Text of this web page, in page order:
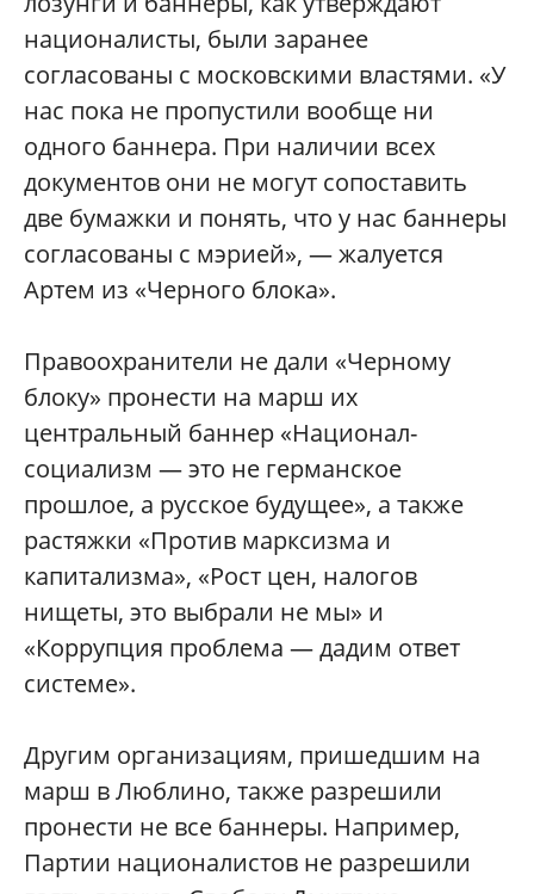
националисты, были заранее
согласованы с московскими властями. «У
нас пока не пропустили вообще ни
одного баннера. При наличии всех
документов они не могут сопоставить
две бумажки и понять, что у нас баннеры
согласованы с мэрией», — жалуется
Артем из «Черного блока».
Правоохранители не дали «Черному
блоку» пронести на марш их
центральный баннер «Национал-
социализм — это не германское
прошлое, а русское будущее», а также
растяжки «Против марксизма и
капитализма», «Рост цен, налогов
нищеты, это выбрали не мы» и
«Коррупция проблема — дадим ответ
системе».
Другим организациям, пришедшим на
марш в Люблино, также разрешили
пронести не все баннеры. Например,
Партии националистов не разрешили